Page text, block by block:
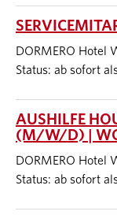
DORMERO Hotel
Status: ab sofort
AUSHILFE
(M/W/D) |
DORMERO Hotel
Status: ab sofort